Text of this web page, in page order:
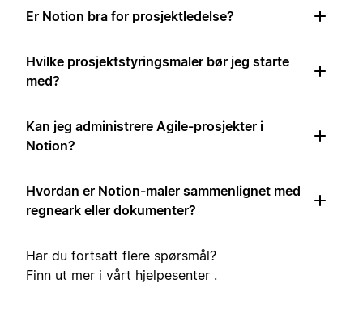
Er Notion bra for prosjektledelse?
Hvilke prosjektstyringsmaler bør jeg starte
med?
Kan jeg administrere Agile-prosjekter i
Notion?
Hvordan er Notion-maler sammenlignet med
regneark eller dokumenter?
Har du fortsatt flere spørsmål?
Finn ut mer i vårt hjelpesenter .